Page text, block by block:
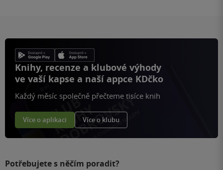
Knihy, recenze a klubové výhody
ve vaší kapse a naší appce KDčko
Každý měsíc společně přečteme tisíce knih
Více o aplikaci Více o klubu
Potřebujete s něčím poradit?